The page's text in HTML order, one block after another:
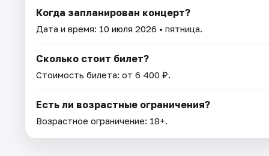
Когда запланирован концерт?
Дата и время: 10 июля 2026 • пятница.
Сколько стоит билет?
Стоимость билета: от 6 400 ₽.
Есть ли возрастные ограничения?
Возрастное ограничение: 18+.